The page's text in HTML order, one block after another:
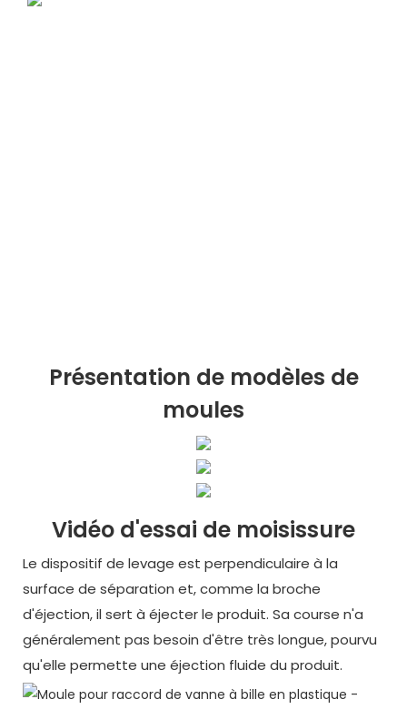
Présentation de modèles de
moules
Vidéo d'essai de moisissure
Le dispositif de levage est perpendiculaire à la
surface de séparation et, comme la broche
d'éjection, il sert à éjecter le produit. Sa course n'a
généralement pas besoin d'être très longue, pourvu
qu'elle permette une éjection fluide du produit.